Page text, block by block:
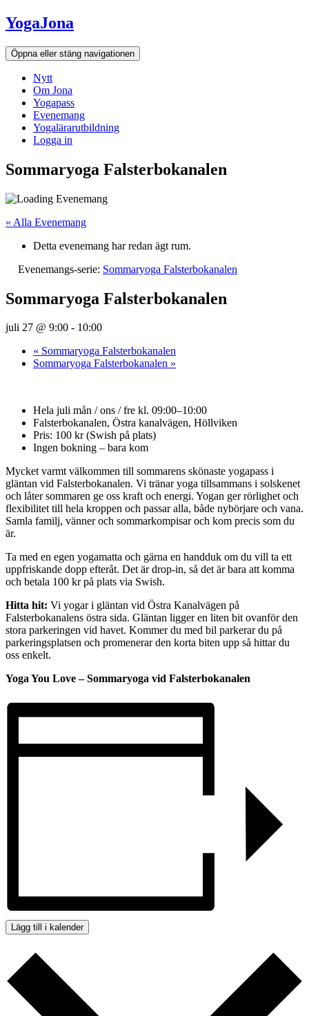
Hoppa
till
innehållet
YogaJona
Öppna eller stäng navigationen
Nytt
Om Jona
Yogapass
Evenemang
Yogalärarutbildning
Logga in
Sommaryoga Falsterbokanalen
« Alla Evenemang
Detta evenemang har redan ägt rum.
Evenemangs-serie: Sommaryoga Falsterbokanalen
Sommaryoga Falsterbokanalen
juli 27 @ 9:00 - 10:00
« Sommaryoga Falsterbokanalen
Sommaryoga Falsterbokanalen »
Hela juli mån / ons / fre kl. 09:00–10:00
Falsterbokanalen, Östra kanalvägen, Höllviken
Pris: 100 kr (Swish på plats)
Ingen bokning – bara kom
Mycket varmt välkommen till sommarens skönaste yogapass i
gläntan vid Falsterbokanalen. Vi tränar yoga tillsammans i solskenet
och låter sommaren ge oss kraft och energi. Yogan ger rörlighet och
flexibilitet till hela kroppen och passar alla, både nybörjare och vana.
Samla familj, vänner och sommarkompisar och kom precis som du
är.
Ta med en egen yogamatta och gärna en handduk om du vill ta ett
uppfriskande dopp efteråt. Det är drop-in, så det är bara att komma
och betala 100 kr på plats via Swish.
Hitta hit: Vi yogar i gläntan vid Östra Kanalvägen på
Falsterbokanalens östra sida. Gläntan ligger en liten bit ovanför den
stora parkeringen vid havet. Kommer du med bil parkerar du på
parkeringsplatsen och promenerar den korta biten upp så hittar du
oss enkelt.
Yoga You Love – Sommaryoga vid Falsterbokanalen
Lägg till i kalender